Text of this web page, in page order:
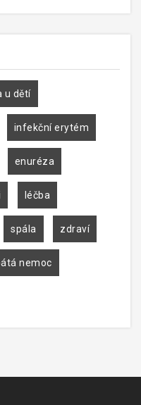
u dětí
infekční erytém
enuréza
léčba
spála zdraví
nemoc